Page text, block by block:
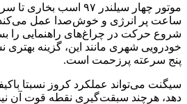
شروع حرکت در چراغ‌های راهنمایی را
خودرویی شهری مانند این، گزینه
پنج سرعته پرزحمت است.
سیگنت می‌تواند عملکرد کروز نسبتا
دهد، هرچند سبقت‌گیری نقطه قوت آن